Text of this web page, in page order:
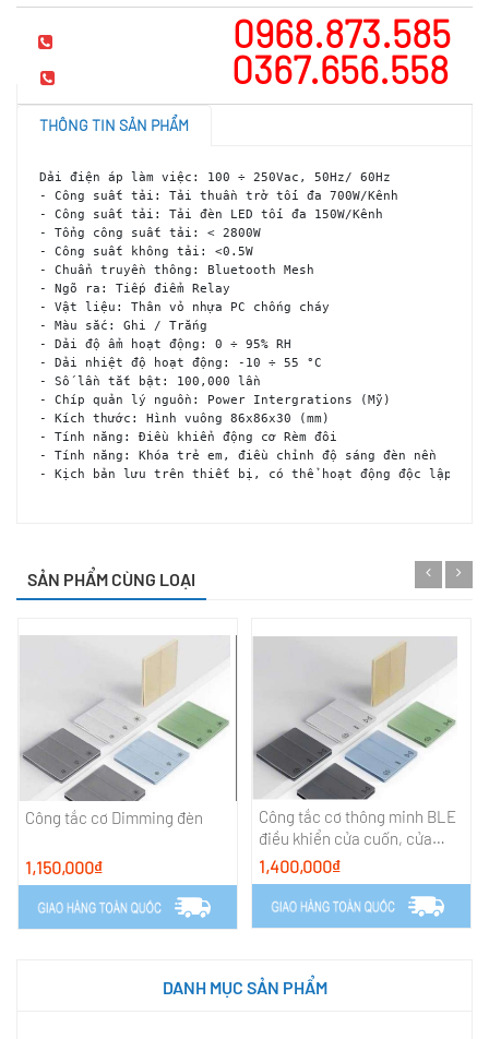
0968.873.585
0367.656.558
THÔNG TIN SẢN PHẨM
Dải điện áp làm việc: 100 ÷ 250Vac, 50Hz/ 60Hz
- Công suất tải: Tải thuần trở tối đa 700W/Kênh
- Công suất tải: Tải đèn LED tối đa 150W/Kênh
- Tổng công suất tải: < 2800W
- Công suất không tải: <0.5W
- Chuẩn truyền thông: Bluetooth Mesh
- Ngõ ra: Tiếp điểm Relay
- Vật liệu: Thân vỏ nhựa PC chống cháy
- Màu sắc: Ghi / Trắng
- Dải độ ẩm hoạt động: 0 ÷ 95% RH
- Dải nhiệt độ hoạt động: -10 ÷ 55 °C
- Số lần tắt bật: 100,000 lần
- Chíp quản lý nguồn: Power Intergrations (Mỹ)
- Kích thước: Hình vuông 86x86x30 (mm)
- Tính năng: Điều khiển động cơ Rèm đôi
- Tính năng: Khóa trẻ em, điều chỉnh độ sáng đèn nền
- Kịch bản lưu trên thiết bị, có thể hoạt động độc lập
SẢN PHẨM CÙNG LOẠI
Công tắc cơ Dimming đèn
1,150,000₫
Công tắc cơ thông minh BLE
điều khiển cửa cuốn, cửa
cổng tự động có bao gồm phụ
kiện từ cửa
1,400,000₫
DANH MỤC SẢN PHẨM